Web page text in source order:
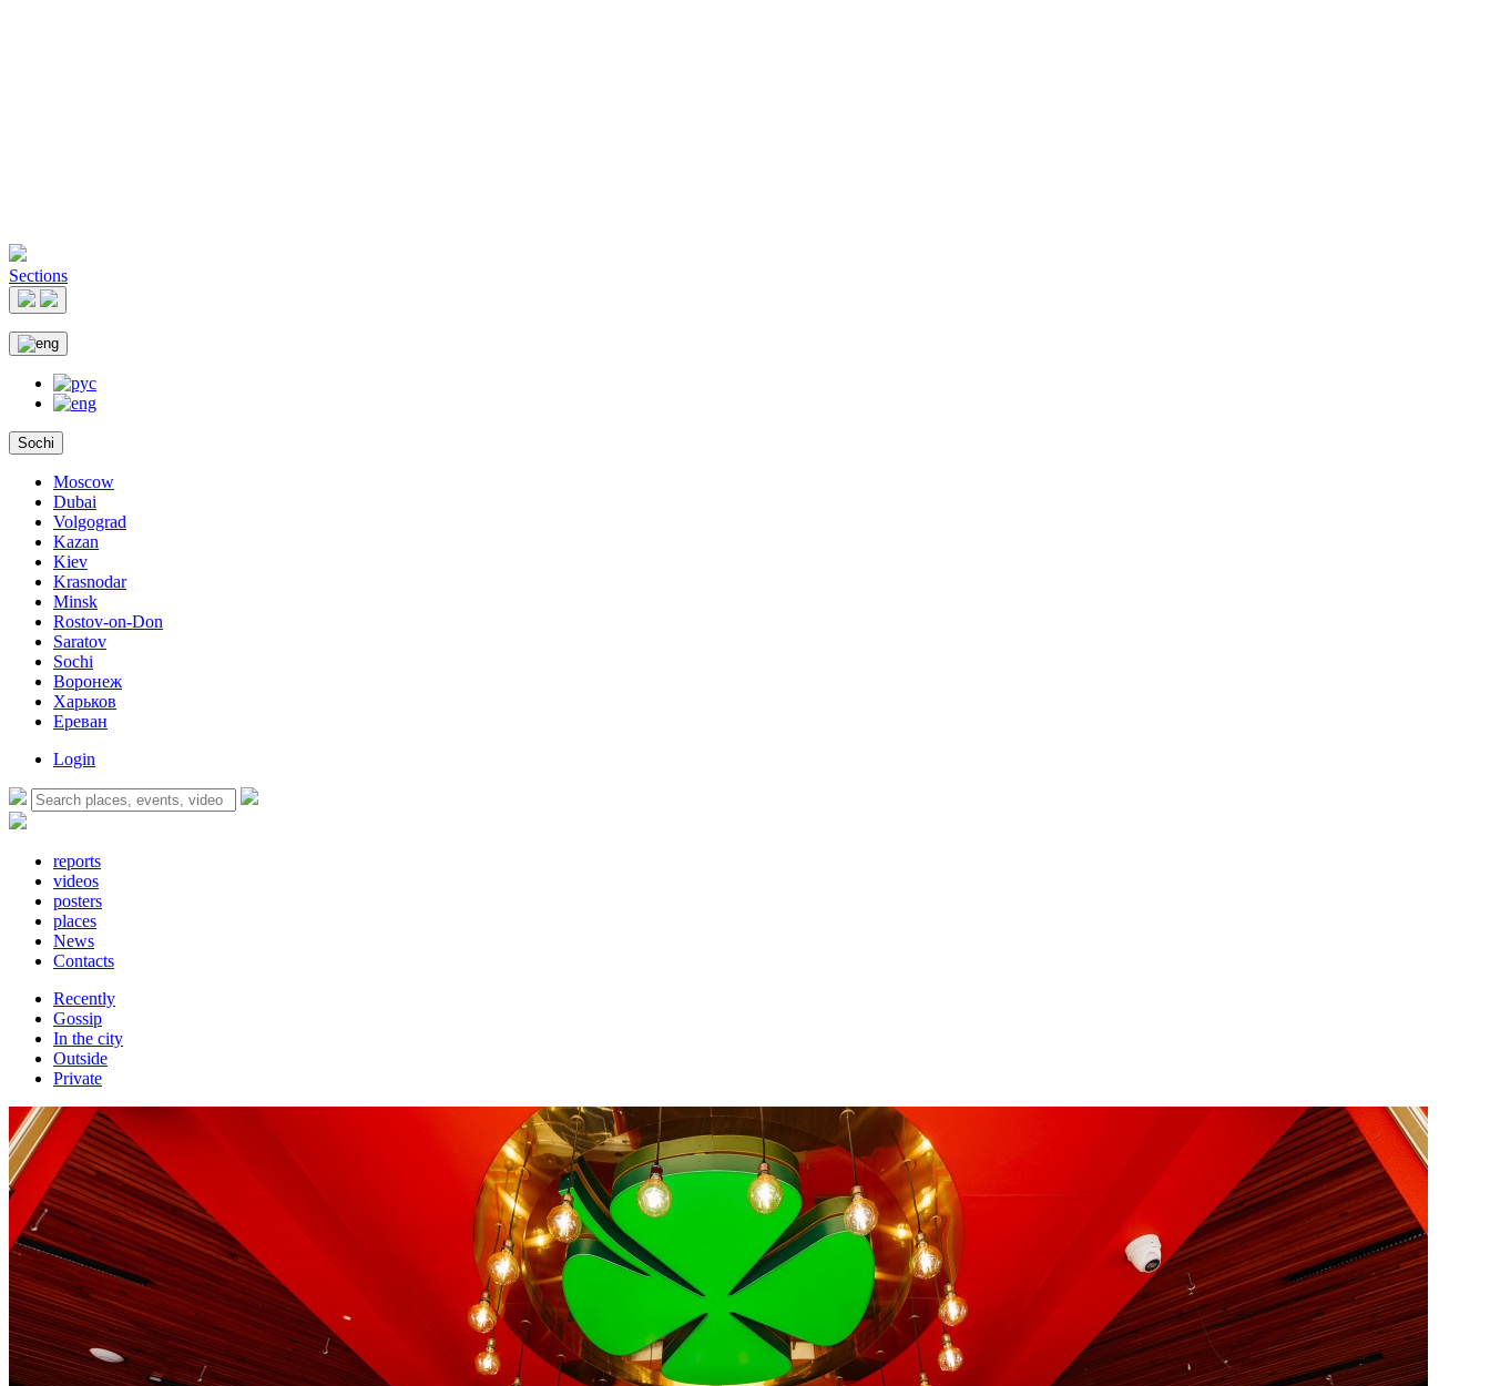
Sections
Sochi
Moscow
Dubai
Volgograd
Kazan
Kiev
Krasnodar
Minsk
Rostov-on-Don
Saratov
Sochi
Воронеж
Харьков
Ереван
Login
reports
videos
posters
places
News
Contacts
Recently
Gossip
In the city
Outside
Private